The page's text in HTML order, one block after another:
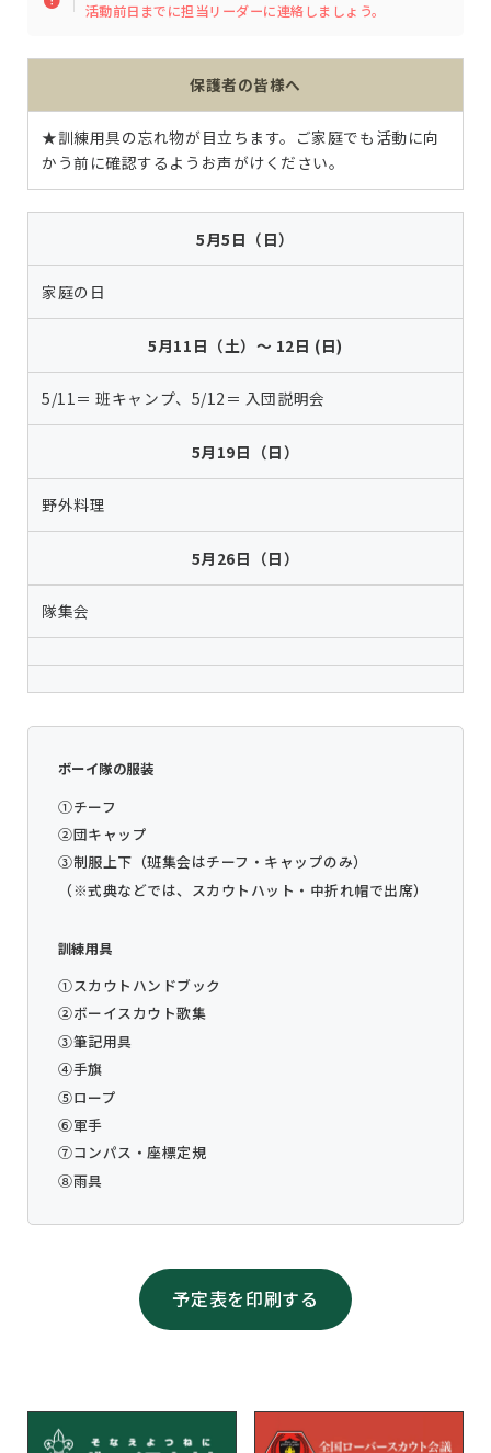
活動前日までに担当リーダーに連絡しましょう。
保護者の皆様へ
★訓練用具の忘れ物が目立ちます。ご家庭でも活動に向
かう前に確認するようお声がけください。
5月5日（ 日）
家庭の日
5月11日（土） ～ 12日 (日)
5/11＝ 班キャンプ、5/12＝ 入団説明会
5月19日（日）
野外料理
5月26日（日）
隊集会
ボーイ隊の服装
①チーフ
②団キャップ
③制服上下（班集会はチーフ・キャップのみ）
（※式典などでは、スカウトハット・中折れ帽で出席）
訓練用具
①スカウトハンドブック
②ボーイスカウト歌集
③筆記用具
④手旗
⑤ロープ
⑥軍手
⑦コンパス・座標定規
⑧雨具
予定表を印刷する